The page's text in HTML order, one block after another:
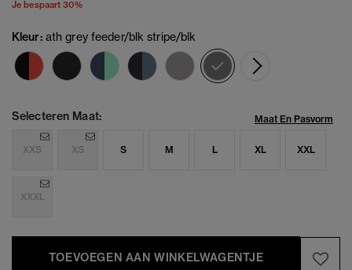
Je bespaart 30%
Kleur: ath grey feeder/blk stripe/blk
geselecteerd
Selecteren Maat: Maat En Pasvorm
XXS XS S M L XL XXL
XXXL
TOEVOEGEN AAN WINKELWAGENTJE